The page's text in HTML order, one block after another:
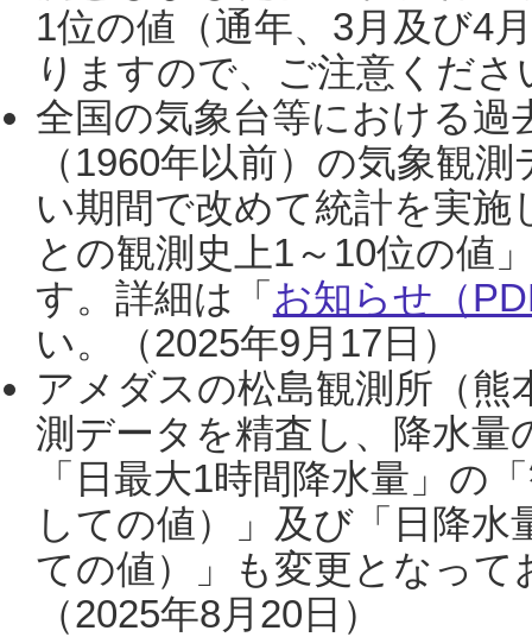
1位の値（通年、3月及び4
りますので、ご注意くだ
全国の気象台等における過
（1960年以前）の気象観
い期間で改めて統計を実
との観測史上1～10位の値
す。詳細は「 お知らせ（
い。（2025年9月17日）
アメダスの松島観測所（熊
測データを精査し、降水
「日最大1時間降水量」の
しての値）」及び「日降
ての値）」も変更となっ
（2025年8月20日）